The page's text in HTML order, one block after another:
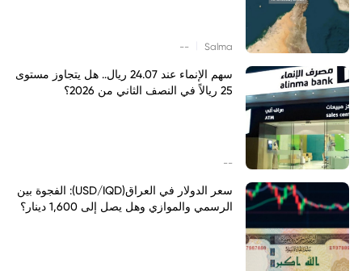
Salma
--
سهم الإنماء عند 24.07 ريال.. هل يتجاوز مستوى
25 ريالاً في النصف الثاني من 2026؟
--
سعر الدولار في العراق(USD/IQD): الفجوة بين
الرسمي والموازي وهل يصل إلى 1,600 دينار؟